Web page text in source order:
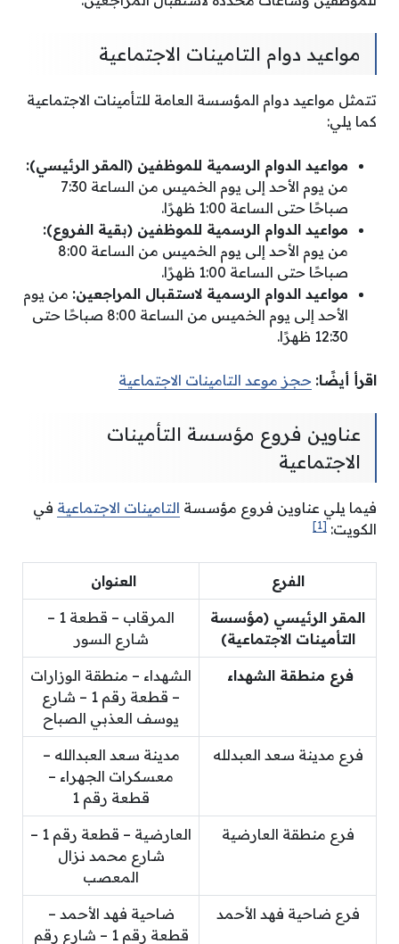
مواعيد دوام التامينات الاجتماعية
تتمثل مواعيد دوام المؤسسة العامة للتأمينات الاجتماعية
كما يلي:
مواعيد الدوام الرسمية للموظفين (المقر الرئيسي):
من يوم الأحد إلى يوم الخميس من الساعة 7:30
صباحًا حتى الساعة 1:00 ظهرًا.
مواعيد الدوام الرسمية للموظفين (بقية الفروع):
من يوم الأحد إلى يوم الخميس من الساعة 8:00
صباحًا حتى الساعة 1:00 ظهرًا.
مواعيد الدوام الرسمية لاستقبال المراجعين: من يوم
الأحد إلى يوم الخميس من الساعة 8:00 صباحًا حتى
12:30 ظهرًا.
اقرأ أيضًا: حجز موعد التامينات الاجتماعية
عناوين فروع مؤسسة التأمينات
الاجتماعية
فيما يلي عناوين فروع مؤسسة التامينات الاجتماعية في
الكويت: [1]
الفرع العنوان
المقر الرئيسي (مؤسسة
التأمينات الاجتماعية)
المرقاب – قطعة 1 –
شارع السور
فرع منطقة الشهداء
الشهداء – منطقة الوزارات
– قطعة رقم 1 – شارع
يوسف العذبي الصباح
فرع مدينة سعد العبدلله
مدينة سعد العبدالله –
معسكرات الجهراء –
قطعة رقم 1
فرع منطقة العارضية
العارضية – قطعة رقم 1 –
شارع محمد نزال
المعصب
فرع ضاحية فهد الأحمد
ضاحية فهد الأحمد –
قطعة رقم 1 – شارع رقم